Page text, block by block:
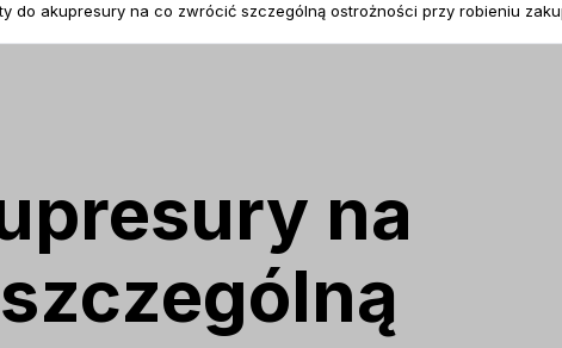
do akupresury na co zwrócić szczególną ostrożności przy robieniu
na